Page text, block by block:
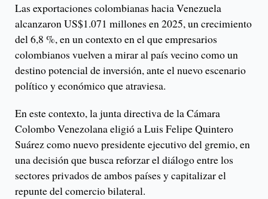
Las exportaciones colombianas hacia Venezuela
alcanzaron US$1.071 millones en 2025, un crecimiento
del 6,8 %, en un contexto en el que empresarios
colombianos vuelven a mirar al país vecino como un
destino potencial de inversión, ante el nuevo escenario
político y económico que atraviesa.
En este contexto, la junta directiva de la Cámara
Colombo Venezolana eligió a Luis Felipe Quintero
Suárez como nuevo presidente ejecutivo del gremio, en
una decisión que busca reforzar el diálogo entre los
sectores privados de ambos países y capitalizar el
repunte del comercio bilateral.